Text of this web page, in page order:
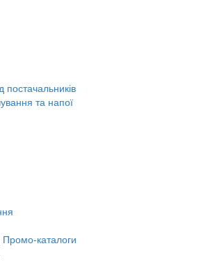
постачальників
та напої
Промо-каталоги